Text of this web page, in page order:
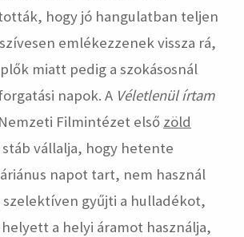
hogy jó hangulatban teljen
emlékezzenek vissza rá,
miatt pedig a szokásosnál
napok. A Véletlenül írtam
Filmintézet első zöld
stáb vállalja, hogy hetente
napot tart, nem használ
szelektíven gyűjti a hulladékot,
a helyi áramot használja,